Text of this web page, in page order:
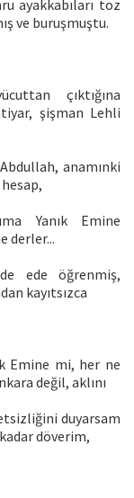
ayakkabıları toz
ve buruşmuştu.
çıktığına
şişman Lehli
anamınki
Yanık Emine
derler...
ede öğrenmiş,
kayıtsızca
Emine mi, her ne
değil, aklını
duyarsam
döverim,